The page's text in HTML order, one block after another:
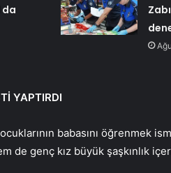
da
YAPTIRDI
babasını öğrenmek
de genç kız büyük şaşkınlık